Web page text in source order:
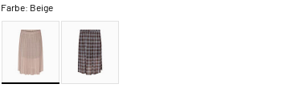
Farbe: Beige